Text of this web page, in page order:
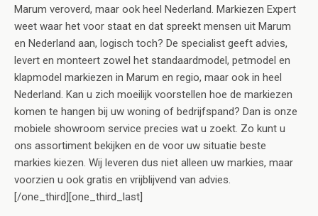
Marum veroverd, maar ook heel Nederland. Markiezen Expert
weet waar het voor staat en dat spreekt mensen uit Marum
en Nederland aan, logisch toch? De specialist geeft advies,
levert en monteert zowel het standaardmodel, petmodel en
klapmodel markiezen in Marum en regio, maar ook in heel
Nederland. Kan u zich moeilijk voorstellen hoe de markiezen
komen te hangen bij uw woning of bedrijfspand? Dan is onze
mobiele showroom service precies wat u zoekt. Zo kunt u
ons assortiment bekijken en de voor uw situatie beste
markies kiezen. Wij leveren dus niet alleen uw markies, maar
voorzien u ook gratis en vrijblijvend van advies.
[/one_third][one_third_last]